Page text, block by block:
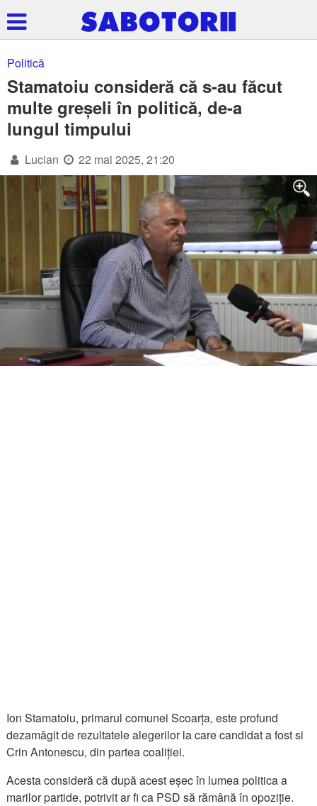
Politică
Stamatoiu consideră că s-au făcut
multe greșeli în politică, de-a
lungul timpului
Lucian 22 mai 2025, 21:20
Ion Stamatoiu, primarul comunei Scoarța, este profund
dezamăgit de rezultatele alegerilor la care candidat a fost si
Crin Antonescu, din partea coaliției.
Acesta consideră că după acest eșec în lumea politica a
marilor partide, potrivit ar fi ca PSD să rămână în opoziție.